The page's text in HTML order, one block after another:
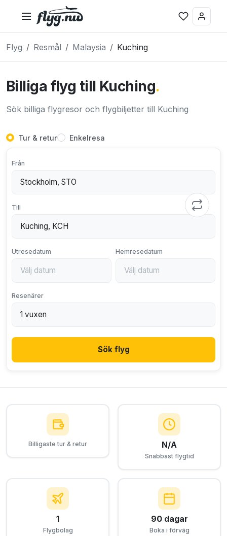
Flyg Resmål Malaysia Kuching
Billiga flyg till Kuching.
Sök billiga flygresor och flygbiljetter till Kuching
Tur & retur Enkelresa
Från
Till
Utresedatum Hemresedatum
Resenärer
Sök flyg
Billigaste tur & retur N/A
Snabbast flygtid
1
Flygbolag
90 dagar
Boka i förväg